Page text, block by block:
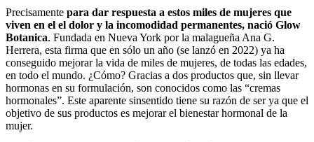
Precisamente para dar respuesta a estos miles de mujeres que
viven en el el dolor y la incomodidad permanentes, nació Glow
Botanica. Fundada en Nueva York por la malagueña Ana G.
Herrera, esta firma que en sólo un año (se lanzó en 2022) ya ha
conseguido mejorar la vida de miles de mujeres, de todas las edades,
en todo el mundo. ¿Cómo? Gracias a dos productos que, sin llevar
hormonas en su formulación, son conocidos como las “cremas
hormonales”. Este aparente sinsentido tiene su razón de ser ya que el
objetivo de sus productos es mejorar el bienestar hormonal de la
mujer.